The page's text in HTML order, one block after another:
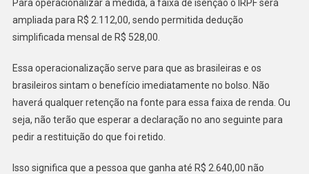
Para operacionalizar a medida, a faixa de isenção o IRPF será
ampliada para R$ 2.112,00, sendo permitida dedução
simplificada mensal de R$ 528,00.
Essa operacionalização serve para que as brasileiras e os
brasileiros sintam o benefício imediatamente no bolso. Não
haverá qualquer retenção na fonte para essa faixa de renda. Ou
seja, não terão que esperar a declaração no ano seguinte para
pedir a restituição do que foi retido.
Isso significa que a pessoa que ganha até R$ 2.640,00 não